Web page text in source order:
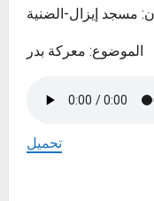
مسجد إيزال-الضنية
الموضوع: معركة بدر
تحميل